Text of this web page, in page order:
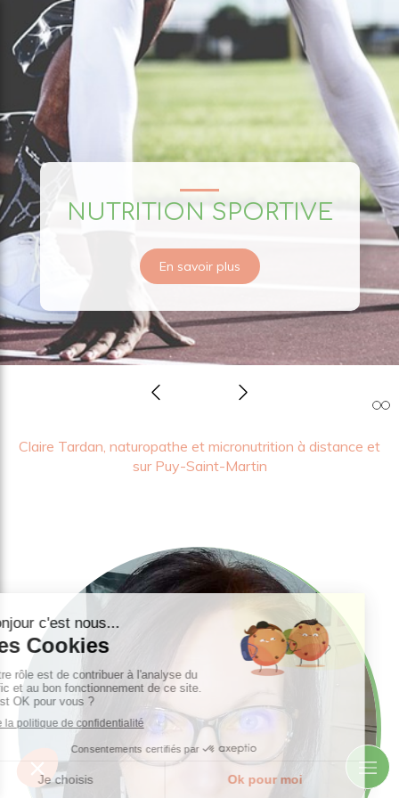
Claire Tardan
Naturopathe et
NUTRITION SPORTIVE
En savoir plus
Slide précédentSlide suivant
Claire Tardan, naturopathe et micronutrition à distance et
sur Puy-Saint-Martin